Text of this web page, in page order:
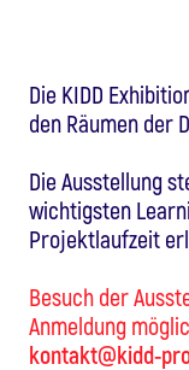
Die KIDD
den Räumen der
Die Ausstellung
wichtigsten
Projektlaufzeit
Besuch der
Anmeldung
kontakt@kidd-